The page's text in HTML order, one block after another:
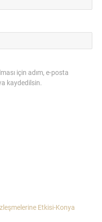
için adım, e-posta
kaydedilsin.
Etkisi-Konya